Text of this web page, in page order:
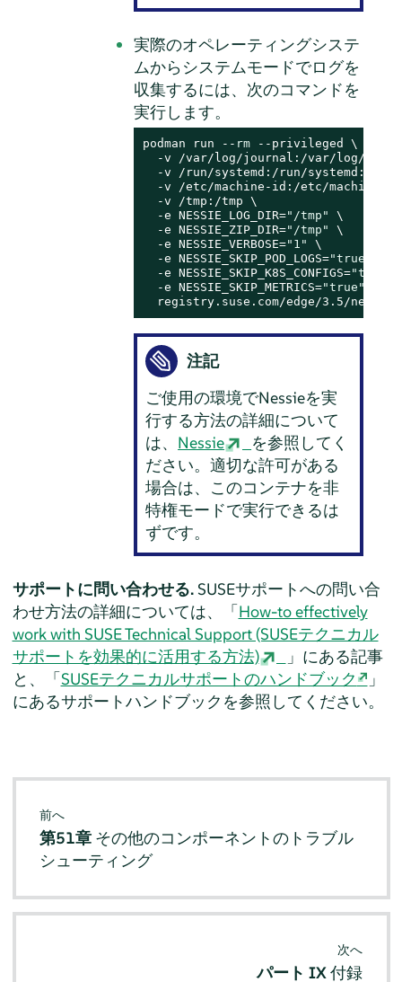
実際のオペレーティングシステ
ムからシステムモードでログを
収集するには、次のコマンドを
実行します。
podman run -- rm --privileged \
-v /var/log/journal:/var/log/
  -v /run/systemd:/run/systemd:ro \
-v /etc/machine-id:/etc/machine-
  -v /tmp:/tmp \
  -e NESSIE_LOG_DIR=
"/tmp" \
  -e NESSIE_ZIP_DIR=
"/tmp" \
  -e NESSIE_VERBOSE=
"1" \
  -e NESSIE_SKIP_POD_LOGS=
"true"
  -e NESSIE_SKIP_K8S_CONFIGS=
"true"
  -e NESSIE_SKIP_METRICS=
"true"
registry.suse.com/edge/3.5/
注記
ご使用の環境でNessieを実
行する方法の詳細について
は、 Nessie
を参照してく
ださい。適切な許可がある
場合は、このコンテナを非
特権モードで実行できるは
ずです。
サポートに問い合わせる. SUSEサポートへの問い合
わせ方法の詳細については、「How-to effectively
work with SUSE Technical Support (SUSEテクニカル
サポートを効果的に活用する方法)
」にある記事
と、「SUSEテクニカルサポートのハンドブック
」
にあるサポートハンドブックを参照してください。
前へ
第51章 その他のコンポーネントのトラブル
シューティング
次へ
パート IX付録